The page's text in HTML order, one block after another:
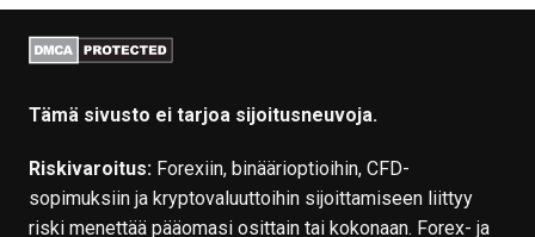
Tämä sivusto ei tarjoa sijoitusneuvoja.
Riskivaroitus:Forexiin, binäärioptioihin, CFD-
sopimuksiin ja kryptovaluuttoihin sijoittamiseen liittyy
riski menettää pääomasi osittain tai kokonaan. Forex- ja